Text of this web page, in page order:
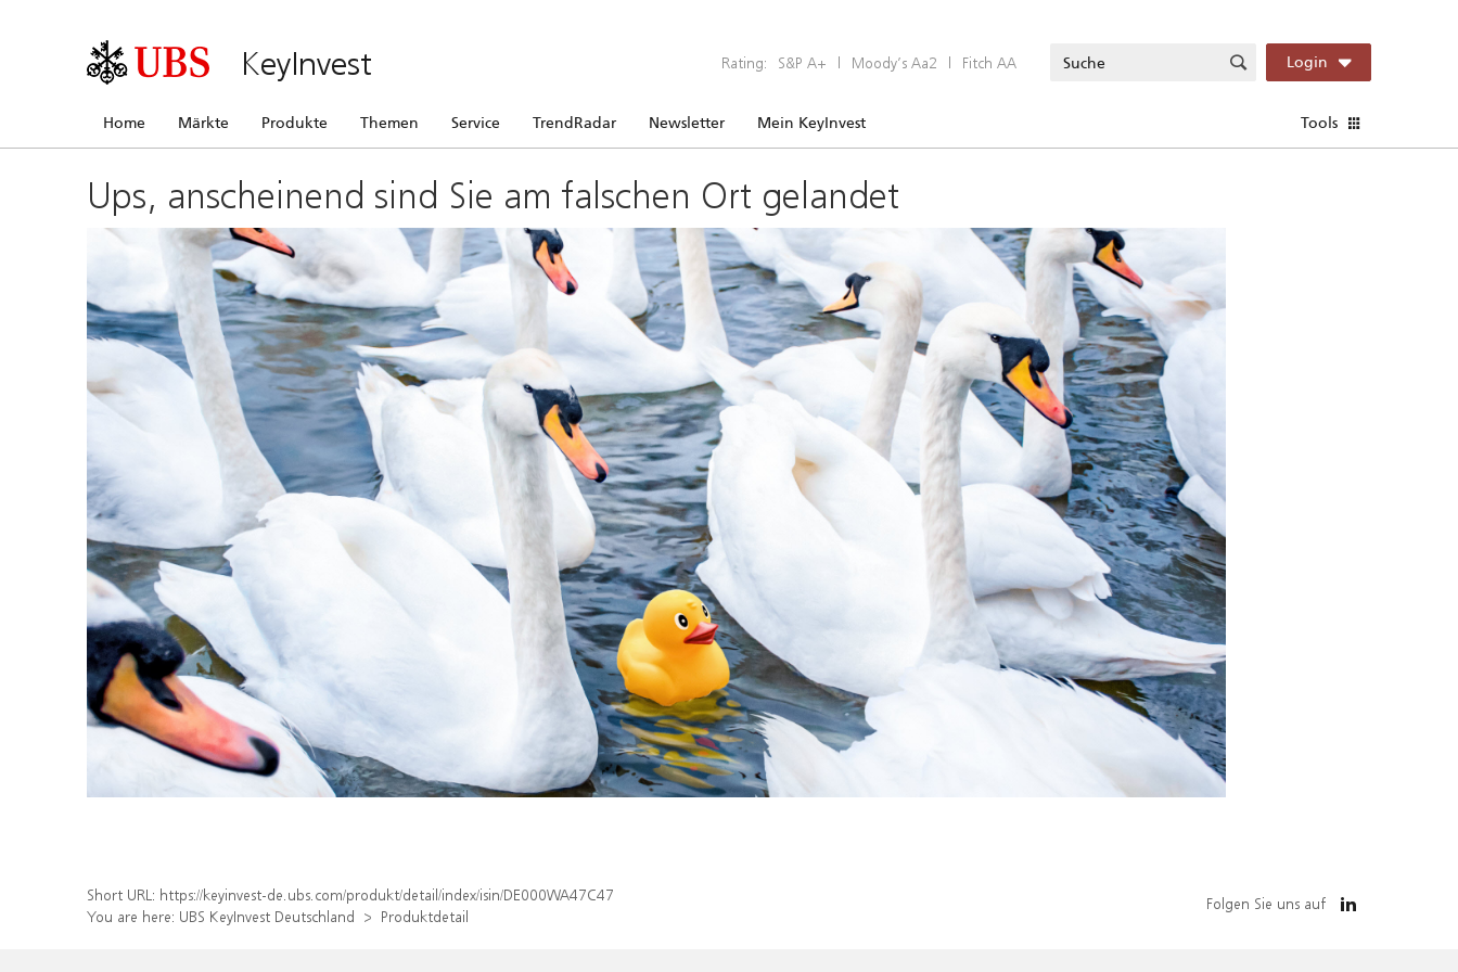
KeyInvest Rating: S&P A+ | Moody’s Aa2 | Fitch AA Login
Home Märkte Produkte Themen Service TrendRadar Newsletter Mein KeyInvest Tools
Ups, anscheinend sind Sie am falschen Ort gelandet
Short URL: https://keyinvest-de.ubs.com/produkt/detail/index/isin/DE000WA47C47
You are here: UBS KeyInvest Deutschland Produktdetail
Folgen Sie uns auf